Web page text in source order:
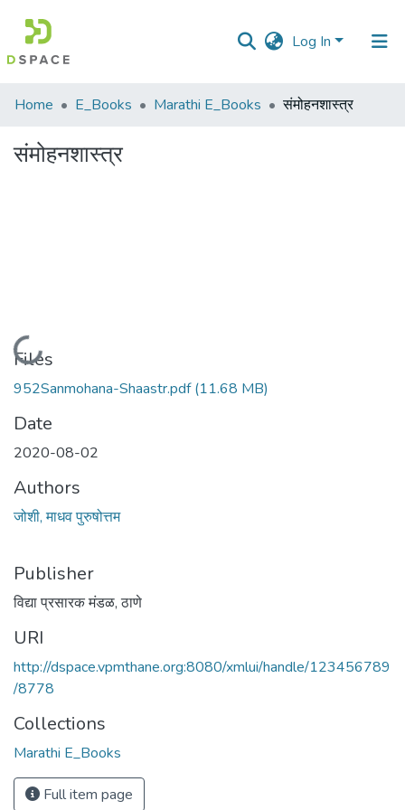
Log In
Communities
Collections
Home E_Books Marathi E_Books संमोहनशास्त्र
संमोहनशास्त्र
Loading...
Files
952Sanmohana-Shaastr.pdf(11.68 MB)
Date
2020-08-02
Authors
जोशी, माधव पुरुषोत्तम
Publisher
विद्या प्रसारक मंडळ, ठाणे
URI
http://dspace.vpmthane.org:8080/xmlui/handle/123456789
/8778
Collections
Marathi E_Books
Full item page